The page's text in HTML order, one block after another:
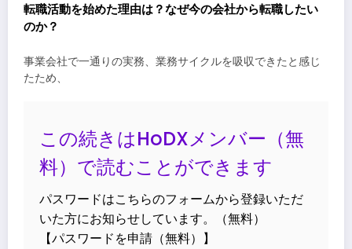
転職活動を始めた理由は？なぜ今の会社から転職したい
のか？
事業会社で一通りの実務、業務サイクルを吸収できたと感じ
たため、
この続きはHoDXメンバー（無
料）で読むことができます
パスワードはこちらのフォームから登録いただ
いた方にお知らせしています。（無料）
【パスワードを申請（無料）】